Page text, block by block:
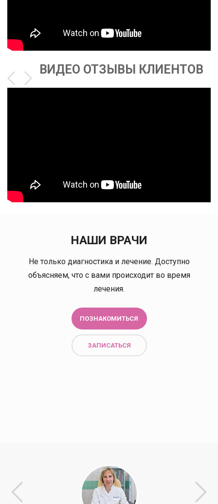
ВИДЕО ОТЗЫВЫ КЛИЕНТОВ
НАШИ ВРАЧИ
Не только диагностика и лечение. Доступно
объясняем, что с вами происходит во время
лечения.
ПОЗНАКОМИТЬСЯ
ЗАПИСАТЬСЯ